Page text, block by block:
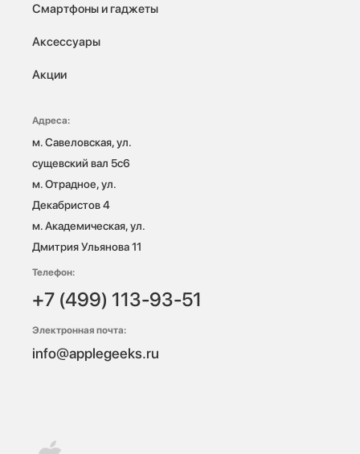
Смартфоны и гаджеты
Аксессуары
Акции
Адреса:
м. Савеловская, ул.
сущевский вал 5с6
м. Отрадное, ул.
Декабристов 4
м. Академическая, ул.
Дмитрия Ульянова 11
Телефон:
+7 (499) 113-93-51
Электронная почта:
info@applegeeks.ru